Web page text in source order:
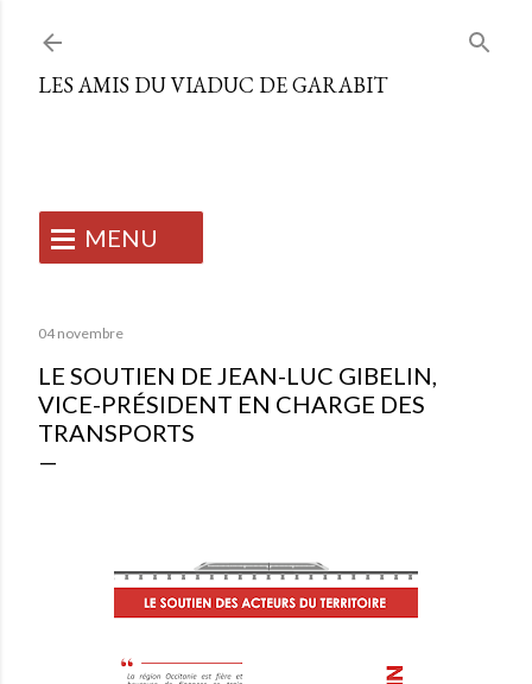
LES AMIS DU VIADUC DE GARABIT
MENU
L'ASSOCIATION
Qui sommes-nous ?
Adhésion
NOS ACTIONS
Maintien de la ligne
Découvrez Garabit en train !
ADHÉRER
04 novembre
LE SOUTIEN DE JEAN-LUC GIBELIN,
VICE-PRÉSIDENT EN CHARGE DES
TRANSPORTS